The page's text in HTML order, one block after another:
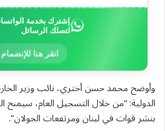
إشترك بخدمة
لتصلك الرسائل
انقر هنا للإنضمام
وأوضح محمد حسن أختري، نائب وزير
الدولية: “من خلال التسجيل العام، سيمنح
بنشر قوات في لبنان ومرتفعات الجولان”.